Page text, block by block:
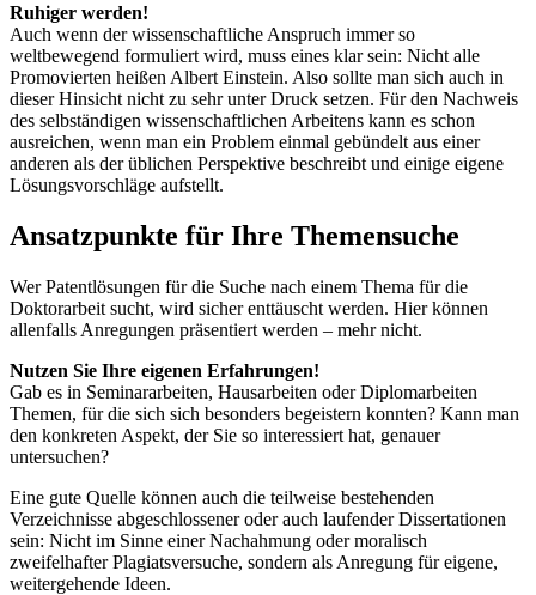
Ruhiger werden!
Auch wenn der wissenschaftliche Anspruch immer so
weltbewegend formuliert wird, muss eines klar sein: Nicht alle
Promovierten heißen Albert Einstein. Also sollte man sich auch in
dieser Hinsicht nicht zu sehr unter Druck setzen. Für den Nachweis
des selbständigen wissenschaftlichen Arbeitens kann es schon
ausreichen, wenn man ein Problem einmal gebündelt aus einer
anderen als der üblichen Perspektive beschreibt und einige eigene
Lösungsvorschläge aufstellt.
Ansatzpunkte für Ihre Themensuche
Wer Patentlösungen für die Suche nach einem Thema für die
Doktorarbeit sucht, wird sicher enttäuscht werden. Hier können
allenfalls Anregungen präsentiert werden – mehr nicht.
Nutzen Sie Ihre eigenen Erfahrungen!
Gab es in Seminararbeiten, Hausarbeiten oder Diplomarbeiten
Themen, für die sich sich besonders begeistern konnten? Kann man
den konkreten Aspekt, der Sie so interessiert hat, genauer
untersuchen?
Eine gute Quelle können auch die teilweise bestehenden
Verzeichnisse abgeschlossener oder auch laufender Dissertationen
sein: Nicht im Sinne einer Nachahmung oder moralisch
zweifelhafter Plagiatsversuche, sondern als Anregung für eigene,
weitergehende Ideen.